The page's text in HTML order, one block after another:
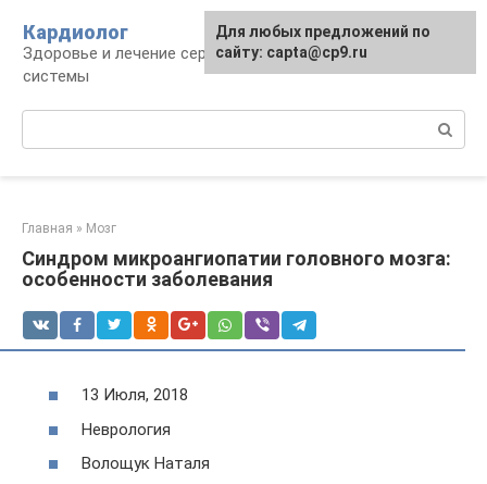
контенту
Кардиолог
Здоровье и лечение сердечно-сосудистой
системы
Главная » Мозг
Синдром микроангиопатии головного мозга:
особенности заболевания
13 Июля, 2018
Неврология
Волощук Наталя
Для любых предложений по
сайту: capta@cp9.ru